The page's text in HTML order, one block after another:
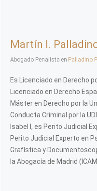
Martín I.
Abogado Penalista en Palladino
Es Licenciado en Derecho
Licenciado en Derecho
Máster en Derecho por la
Conducta Criminal por la
Isabel I, es Perito Judicial
Perito Judicial Experto en
Grafística y
la Abogacía de Madrid